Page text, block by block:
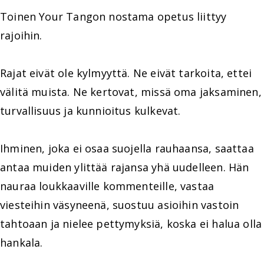
Toinen Your Tangon nostama opetus liittyy
rajoihin.
Rajat eivät ole kylmyyttä. Ne eivät tarkoita, ettei
välitä muista. Ne kertovat, missä oma jaksaminen,
turvallisuus ja kunnioitus kulkevat.
Ihminen, joka ei osaa suojella rauhaansa, saattaa
antaa muiden ylittää rajansa yhä uudelleen. Hän
nauraa loukkaaville kommenteille, vastaa
viesteihin väsyneenä, suostuu asioihin vastoin
tahtoaan ja nielee pettymyksiä, koska ei halua olla
hankala.